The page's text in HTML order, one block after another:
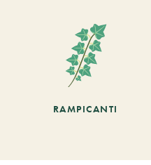
RAMPICANTI